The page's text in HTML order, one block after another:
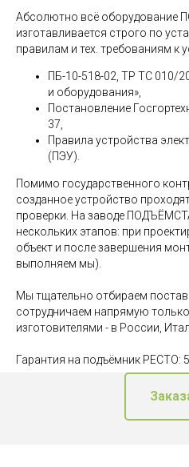
Абсолютно всё
изготавливается строго по
правилам и тех. требованиям к
ПБ-10-518-02, ТР ТС 010/
и оборудования»,
Постановление
37,
Правила устройства
(ПЭУ).
Помимо государственного
созданное устройство
проверки. На заводе
нескольких этапов: при
объект и после завершения
выполняем мы).
Мы тщательно отбираем
сотрудничаем напрямую
изготовителями - в России,
Гарантия на подъёмник РЕСТО: